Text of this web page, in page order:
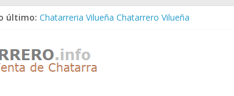
último: Chatarreria Vilueña Chatarrero Vilueña
Chatarreria Zaida Chatarrero Zaida
Chatarreria Vistabella Chatarrero Vistabella